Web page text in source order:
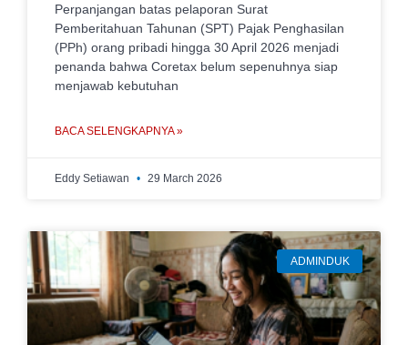
Perpanjangan batas pelaporan Surat
Pemberitahuan Tahunan (SPT) Pajak Penghasilan
(PPh) orang pribadi hingga 30 April 2026 menjadi
penanda bahwa Coretax belum sepenuhnya siap
menjawab kebutuhan
BACA SELENGKAPNYA »
Eddy Setiawan 29 March 2026
ADMINDUK